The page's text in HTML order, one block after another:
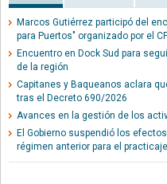
Marcos Gutiérrez participó del
para Puertos" organizado por el
Encuentro en Dock Sud para
de la región
Capitanes y Baqueanos aclara
tras el Decreto 690/2026
Avances en la gestión de los
El Gobierno suspendió los
régimen anterior para el